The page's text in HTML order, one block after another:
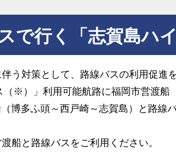
で行く「志賀島ハイ
う対策として、路線バスの利用促進
※）」利用可能航路に福岡市営渡船
博多ふ頭～西戸崎～志賀島）と路線
船と路線バスをご利用ください。